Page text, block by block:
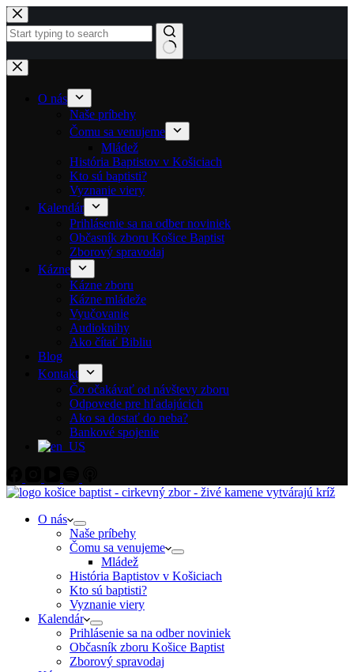
Skip to content
No results
O nás
Naše príbehy
Čomu sa venujeme
Mládež
História Baptistov v Košiciach
Kto sú baptisti?
Vyznanie viery
Kalendár
Prihlásenie sa na odber noviniek
Občasník zboru Košice Baptist
Zborový spravodaj
Kázne
Kázne zboru
Kázne mládeže
Vyučovanie
Audioknihy
Ako čítať Bibliu
Blog
Kontakt
Čo očakávať od návštevy zboru
Odpovede pre hľadajúcich
Ako sa dostať do neba?
Bankové spojenie
O nás
Naše príbehy
Čomu sa venujeme
Mládež
História Baptistov v Košiciach
Kto sú baptisti?
Vyznanie viery
Kalendár
Prihlásenie sa na odber noviniek
Občasník zboru Košice Baptist
Zborový spravodaj